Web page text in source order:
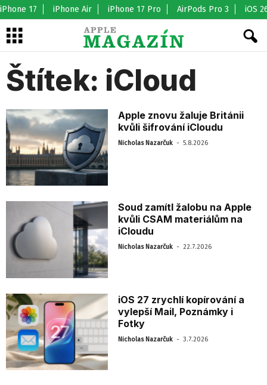
iPhone 17 iPhone Air iPhone 17 Pro AirPods Pro 3 iOS
Štítek: iCloud
Apple znovu žaluje Británii
kvůli šifrování iCloudu
Nicholas Nazarčuk - 5.8.2026
Soud zamítl žalobu na Apple
kvůli CSAM materiálům na
iCloudu
Nicholas Nazarčuk - 22.7.2026
iOS 27 zrychlí kopírování a
vylepší Mail, Poznámky i
Fotky
Nicholas Nazarčuk - 3.7.2026